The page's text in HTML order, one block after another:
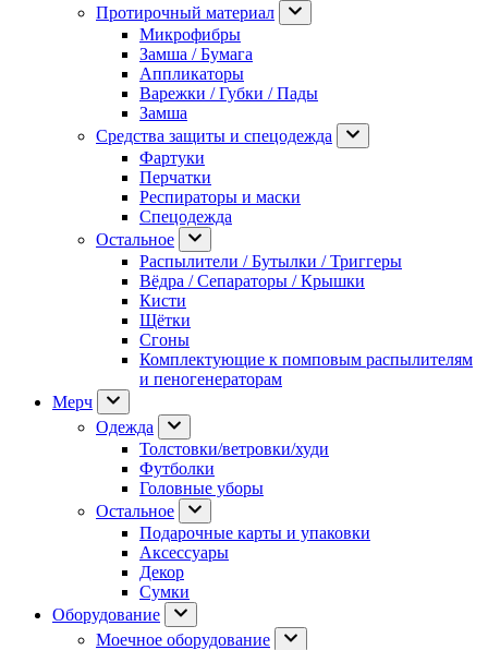
Протирочный материал
Микрофибры
Замша / Бумага
Аппликаторы
Варежки / Губки / Пады
Замша
Средства защиты и спецодежда
Фартуки
Перчатки
Респираторы и маски
Спецодежда
Остальное
Распылители / Бутылки / Триггеры
Вёдра / Сепараторы / Крышки
Кисти
Щётки
Сгоны
Комплектующие к помповым распылителям
и пеногенераторам
Мерч
Одежда
Толстовки/ветровки/худи
Футболки
Головные уборы
Остальное
Подарочные карты и упаковки
Аксессуары
Декор
Сумки
Оборудование
Моечное оборудование